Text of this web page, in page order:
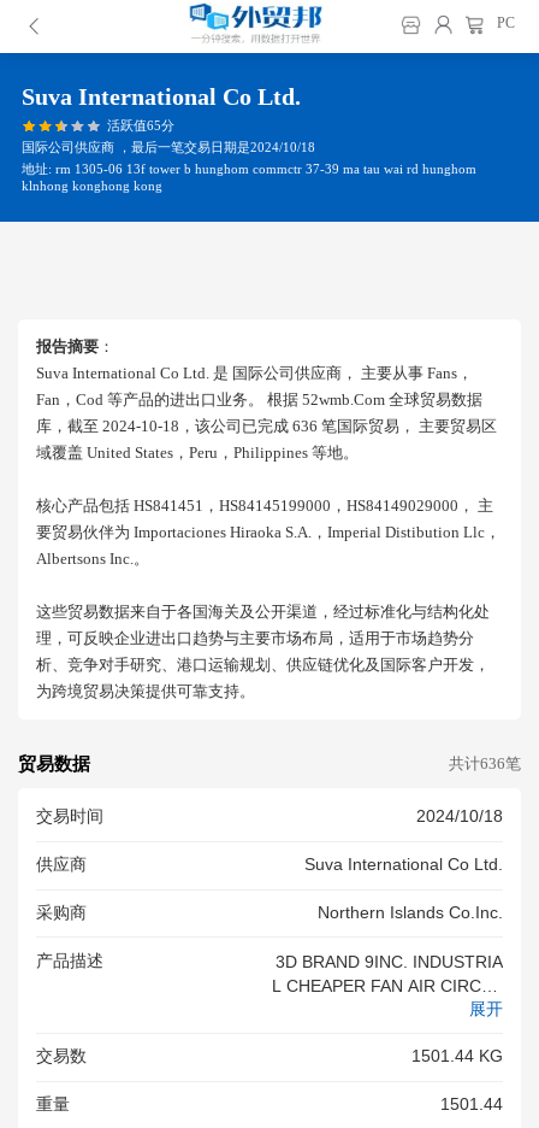
PC
Suva International Co Ltd.
活跃值65分
国际公司供应商 ，最后一笔交易日期是2024/10/18
地址: rm 1305-06 13f tower b hunghom commctr 37-39 ma tau wai rd hunghom
klnhong konghong kong
报告摘要 ：
Suva International Co Ltd. 是 国际公司供应商， 主要从事 Fans，
Fan，cod 等产品的进出口业务。 根据 52wmb.com 全球贸易数据
库，截至 2024-10-18，该公司已完成 636 笔国际贸易， 主要贸易区
域覆盖 United States，peru，philippines 等地。
核心产品包括 HS841451，HS84145199000，HS84149029000， 主
要贸易伙伴为 Importaciones Hiraoka S.a.，imperial Distibution Llc，
Albertsons Inc.。
这些贸易数据来自于各国海关及公开渠道，经过标准化与结构化处
理，可反映企业进出口趋势与主要市场布局，适用于市场趋势分
析、竞争对手研究、港口运输规划、供应链优化及国际客户开发，
为跨境贸易决策提供可靠支持。
贸易数据 共计636笔
交易时间 2024/10/18
供应商 Suva International Co Ltd.
采购商 Northern Islands Co.inc.
产品描述
3D BRAND 9INC. INDUSTRIA
L CHEAPER FAN AIR CIRCUL
ATOR CHV-9V 1100PCS.
展开
交易数 1501.44 KG
重量 1501.44